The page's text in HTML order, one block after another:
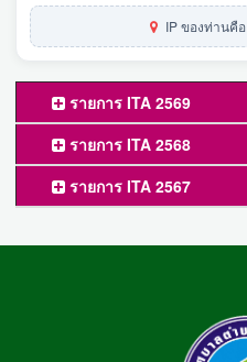
IP ของท่านคือ
รายการ ITA 2569
รายการ ITA 2568
รายการ ITA 2567